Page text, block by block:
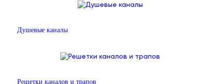
Душевые каналы
Решетки каналов и трапов